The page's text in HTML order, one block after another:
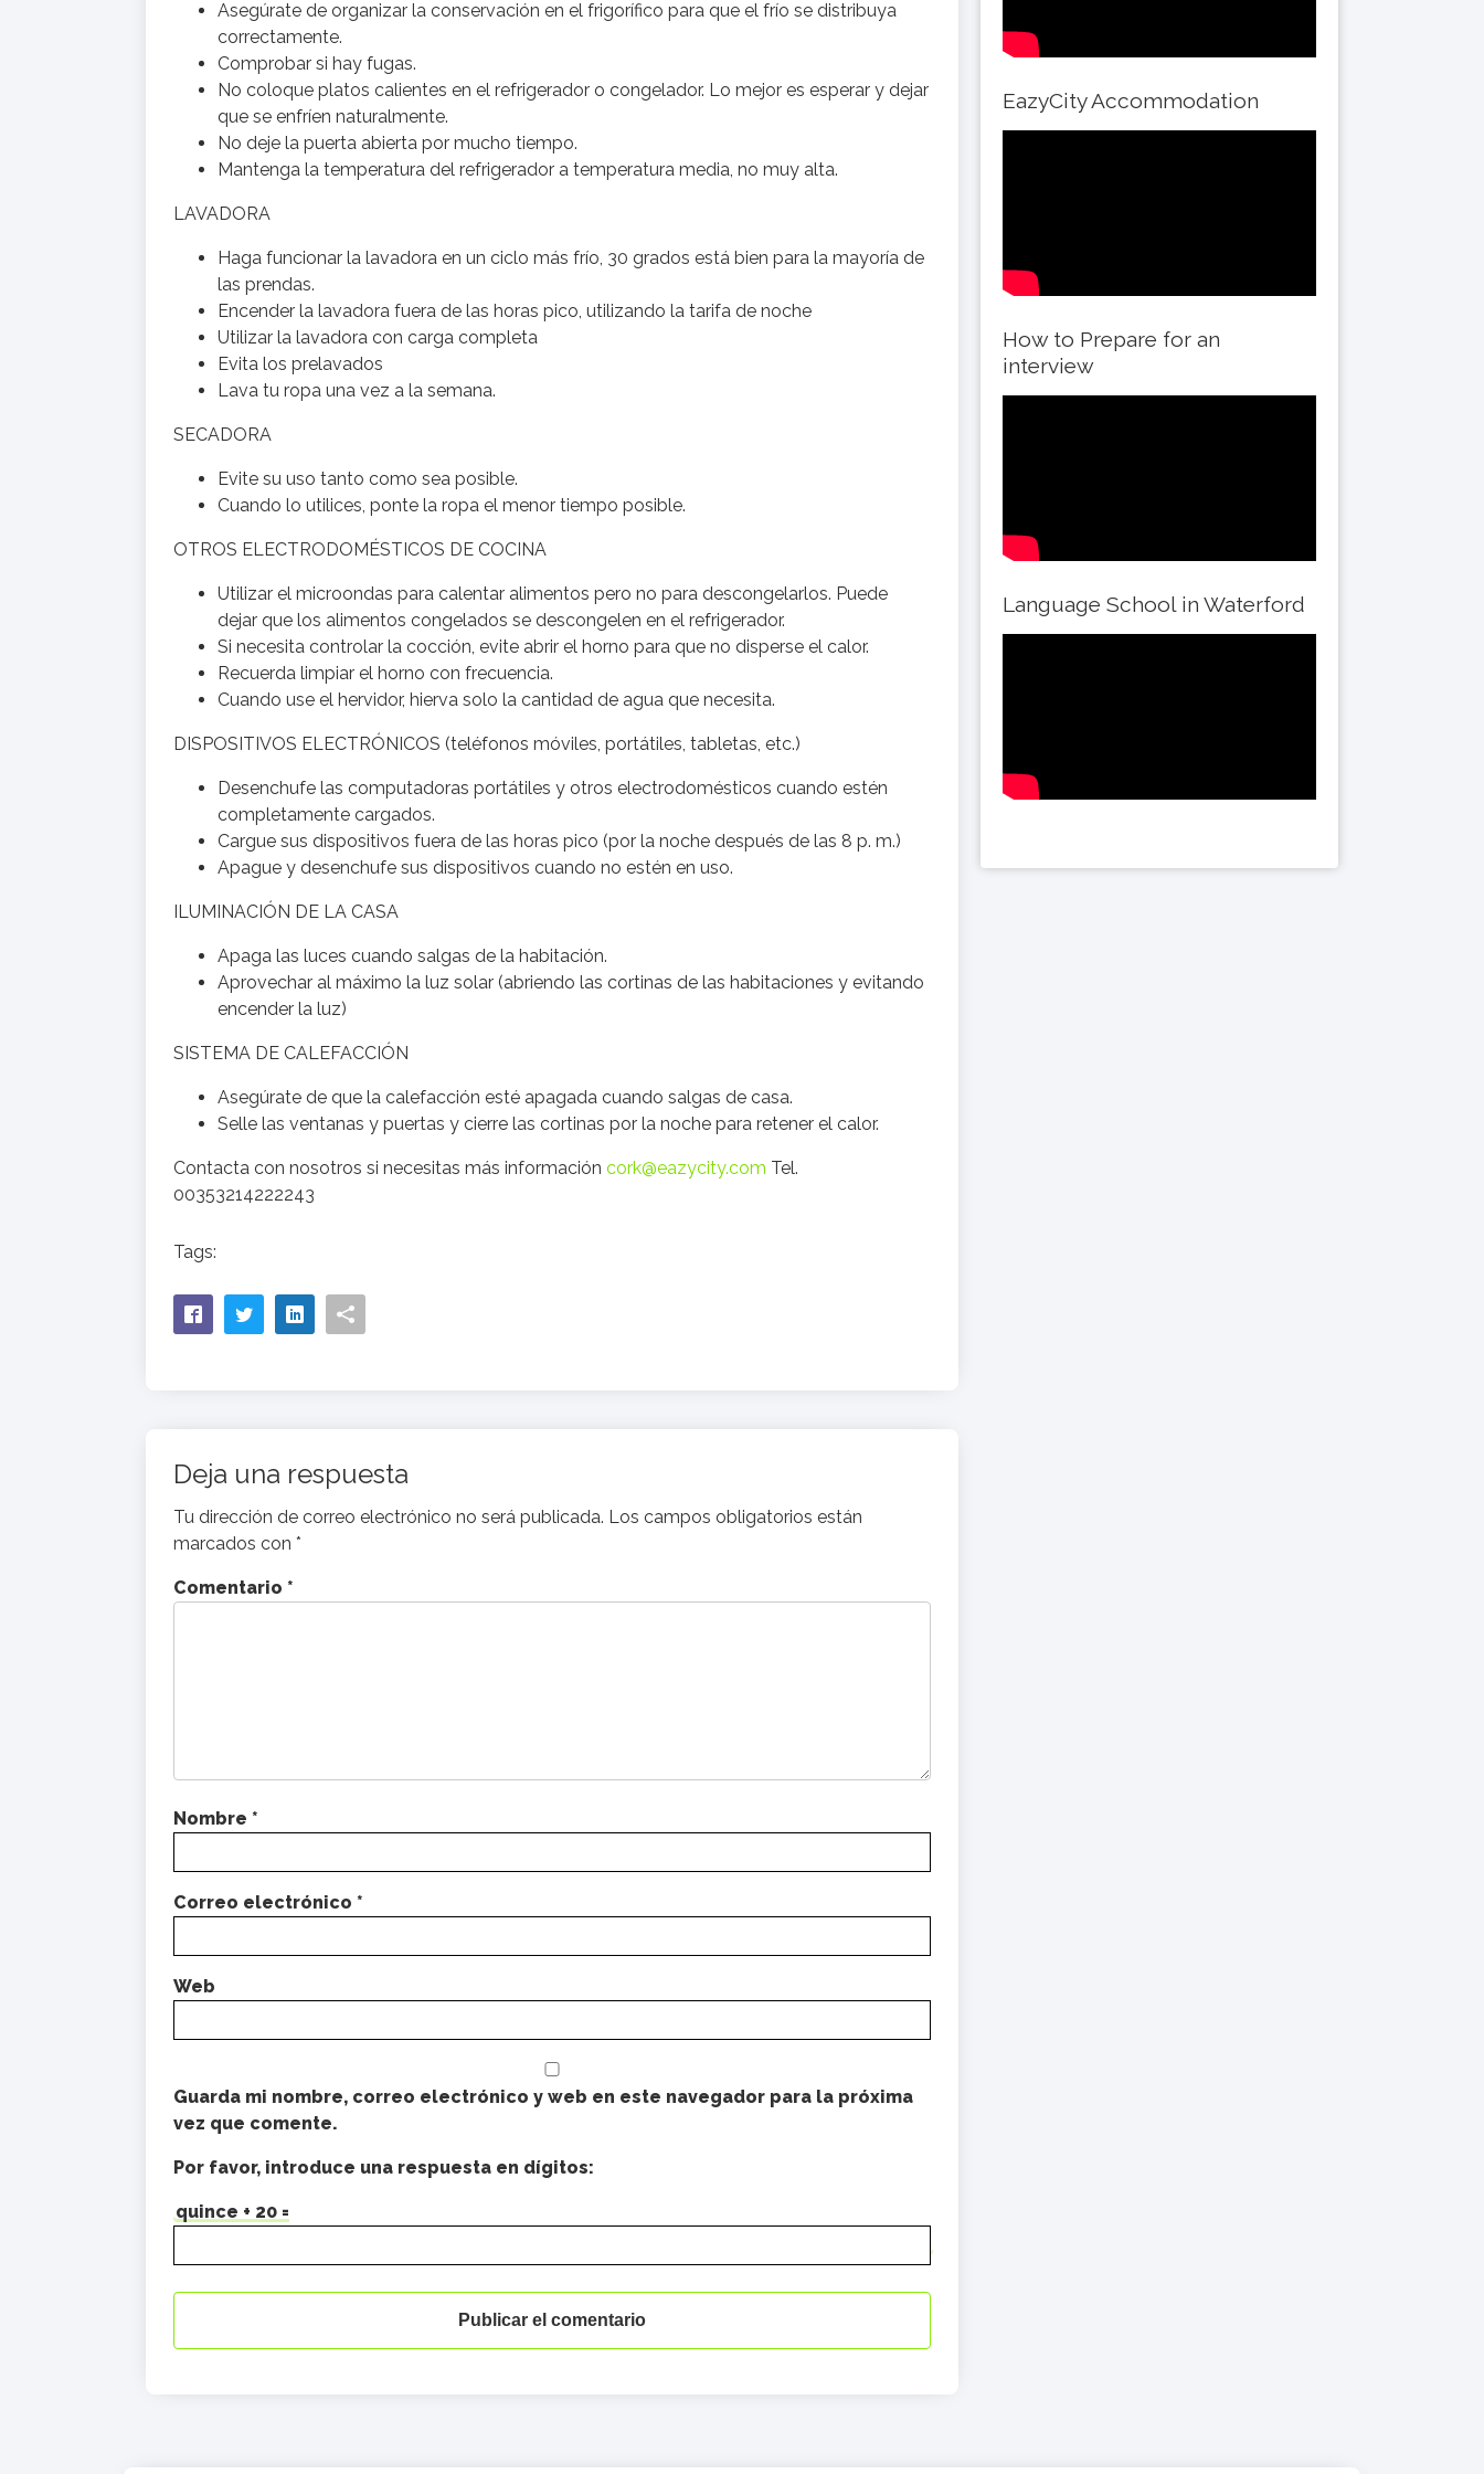
Asegúrate de organizar la conservación en el frigorífico para que el frío se distribuya
correctamente.
Comprobar si hay fugas.
No coloque platos calientes en el refrigerador o congelador. Lo mejor es esperar y dejar
que se enfríen naturalmente.
No deje la puerta abierta por mucho tiempo.
Mantenga la temperatura del refrigerador a temperatura media, no muy alta.
LAVADORA
Haga funcionar la lavadora en un ciclo más frío, 30 grados está bien para la mayoría de
las prendas.
Encender la lavadora fuera de las horas pico, utilizando la tarifa de noche
Utilizar la lavadora con carga completa
Evita los prelavados
Lava tu ropa una vez a la semana.
SECADORA
Evite su uso tanto como sea posible.
Cuando lo utilices, ponte la ropa el menor tiempo posible.
OTROS ELECTRODOMÉSTICOS DE COCINA
Utilizar el microondas para calentar alimentos pero no para descongelarlos. Puede
dejar que los alimentos congelados se descongelen en el refrigerador.
Si necesita controlar la cocción, evite abrir el horno para que no disperse el calor.
Recuerda limpiar el horno con frecuencia.
Cuando use el hervidor, hierva solo la cantidad de agua que necesita.
DISPOSITIVOS ELECTRÓNICOS (teléfonos móviles, portátiles, tabletas, etc.)
Desenchufe las computadoras portátiles y otros electrodomésticos cuando estén
completamente cargados.
Cargue sus dispositivos fuera de las horas pico (por la noche después de las 8 p. m.)
Apague y desenchufe sus dispositivos cuando no estén en uso.
ILUMINACIÓN DE LA CASA
Apaga las luces cuando salgas de la habitación.
Aprovechar al máximo la luz solar (abriendo las cortinas de las habitaciones y evitando
encender la luz)
SISTEMA DE CALEFACCIÓN
Asegúrate de que la calefacción esté apagada cuando salgas de casa.
Selle las ventanas y puertas y cierre las cortinas por la noche para retener el calor.
Contacta con nosotros si necesitas más información cork@eazycity.com Tel.
00353214222243
Tags:
Deja una respuesta
Tu dirección de correo electrónico no será publicada. Los campos obligatorios están
marcados con *
Comentario *
Nombre *
Correo electrónico *
Web
Guarda mi nombre, correo electrónico y web en este navegador para la próxima
vez que comente.
Por favor, introduce una respuesta en dígitos:
quince + 20 =
EazyCity Accommodation
How to Prepare for an
interview
Language School in Waterford